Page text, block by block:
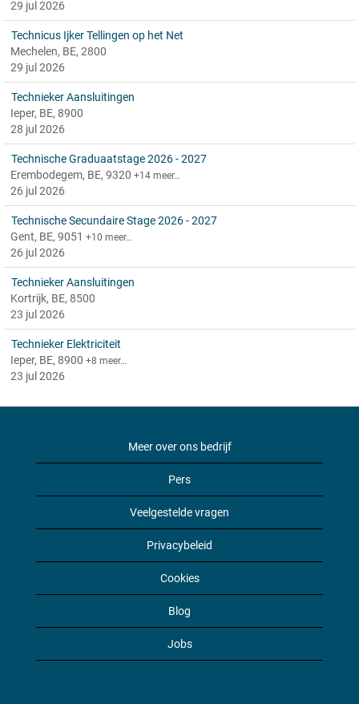
29 jul 2026
Technicus Ijker Tellingen op het Net
Mechelen, BE, 2800
29 jul 2026
Technieker Aansluitingen
Ieper, BE, 8900
28 jul 2026
Technische Graduaatstage 2026 - 2027
Erembodegem, BE, 9320 +14 meer…
26 jul 2026
Technische Secundaire Stage 2026 - 2027
Gent, BE, 9051 +10 meer…
26 jul 2026
Technieker Aansluitingen
Kortrijk, BE, 8500
23 jul 2026
Technieker Elektriciteit
Ieper, BE, 8900 +8 meer…
23 jul 2026
Meer over ons bedrijf
Pers
Veelgestelde vragen
Privacybeleid
Cookies
Blog
Jobs